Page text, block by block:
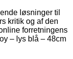
løsninger til
kritik og af den
forretningens
– lys blå – 48cm